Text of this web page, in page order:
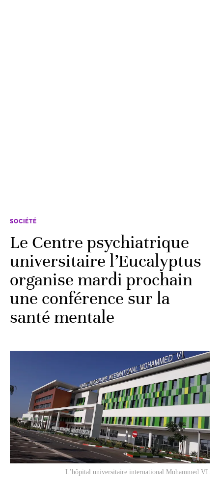
SOCIÉTÉ
Le Centre psychiatrique
universitaire l’Eucalyptus
organise mardi prochain
une conférence sur la
santé mentale
L’hôpital universitaire international Mohammed VI.